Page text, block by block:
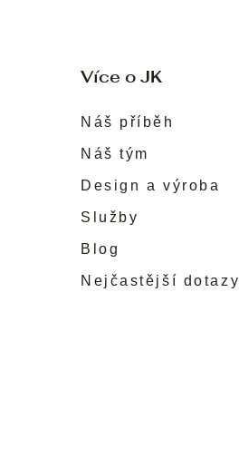
Více o JK
Náš příběh
Náš tým
Design a výroba
Služby
Blog
Nejčastější dotazy